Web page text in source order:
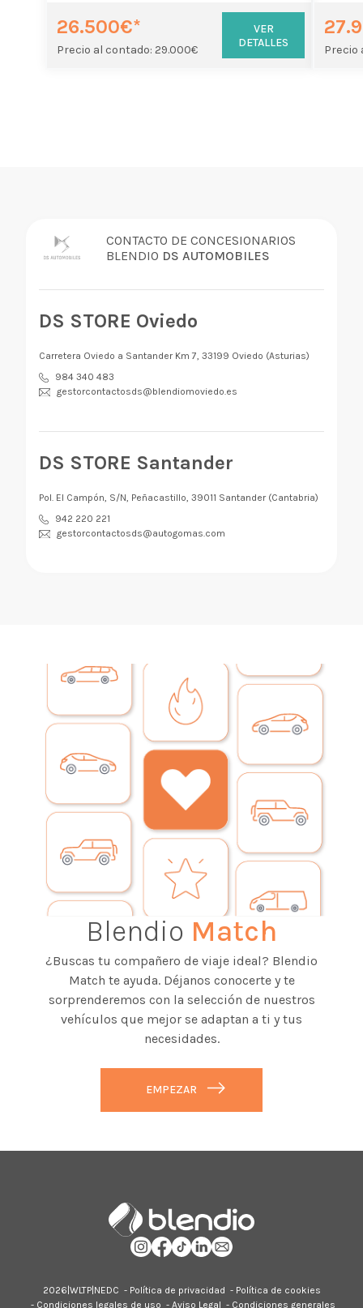
26.500€*
Precio al contado: 29.000€
VER
DETALLES
Precio
CONTACTO DE CONCESIONARIOS
BLENDIO DS AUTOMOBILES
DS STORE Oviedo
Carretera Oviedo a Santander Km 7, 33199 Oviedo (Asturias)
984 340 483
gestorcontactosds@blendiomoviedo.es
DS STORE Santander
Pol. El Campón, S/N, Peñacastillo, 39011 Santander (Cantabria)
942 220 221
gestorcontactosds@autogomas.com
Blendio Match
¿Buscas tu compañero de viaje ideal? Blendio
Match te ayuda. Déjanos conocerte y te
sorprenderemos con la selección de nuestros
vehículos que mejor se adaptan a ti y tus
necesidades.
EMPEZAR
2026| WLTP| NEDC - Política de privacidad - Política de cookies
- Condiciones legales de uso - Aviso Legal - Condiciones generales